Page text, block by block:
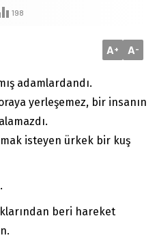
198
A+ A-
adamlardandı.
yerleşemez, bir insanın
isteyen ürkek bir kuş
beri hareket